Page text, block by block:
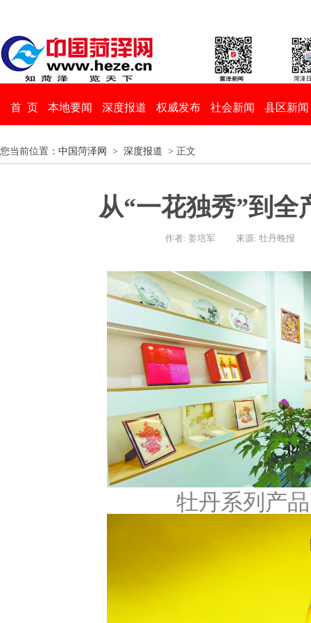
首 页 本地要闻 深度报道 权威发布 社会新闻 县区新闻
您当前位置： 中国菏泽网 > 深度报道 > 正文
从“一花独秀”到全
作者: 姜培军 来源: 牡丹晚报
牡丹系列产